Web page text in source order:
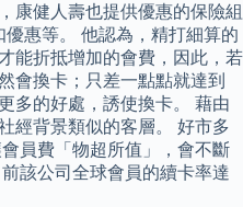
康健人壽也提供優惠的保險組
惠等。 他認為，精打細算的
能折抵增加的會費，因此，若
會換卡；只差一點點就達到
多的好處，誘使換卡。 藉由
經背景類似的客層。 好市多
員費「物超所值」，會不斷
該公司全球會員的續卡率達